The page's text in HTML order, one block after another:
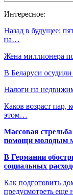
Интересное:
Назад в будущее:
на…
Жена миллионера
В Беларуси
Налоги на
Каков возраст пар,
этом…
Массовая
помощи молодым
В Германии
социальных
Как подготовить
предусмотреть еще